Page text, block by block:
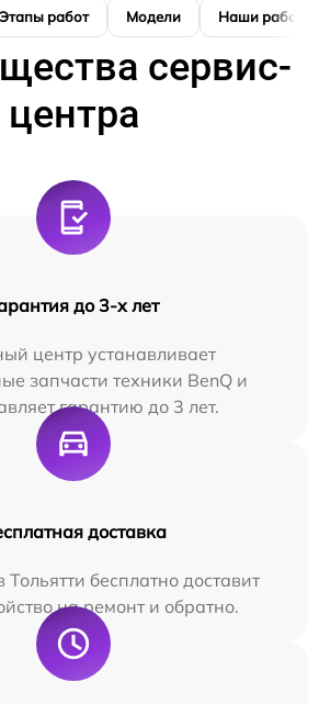
Этапы работ Модели Наши работы
сервис-
центра
до 3-х лет
центр устанавливает
запчасти техники BenQ и
гарантию до 3 лет.
доставка
бесплатно доставит
на ремонт и обратно.